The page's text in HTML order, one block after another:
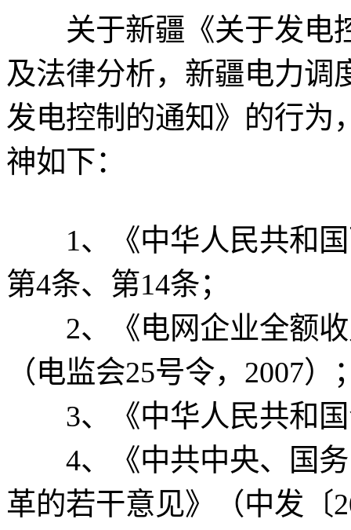
关于新疆《关于发电
及法律分析，新疆电力调
发电控制的通知》的行为
神如下：
1、《中华人民共和国
第4条、第14条；
2、《电网企业全额收
（电监会25号令，2007）
3、《中华人民共和国
4、《中共中央、国务
革的若干意见》（中发〔